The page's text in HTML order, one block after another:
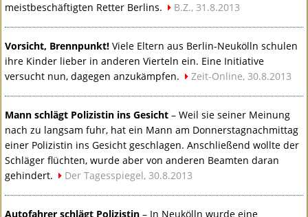
meistbeschäftigten Retter Berlins.
B.Z., 31.8.2013
Vorsicht, Brennpunkt! Viele Eltern aus Berlin-Neukölln schulen
ihre Kinder lieber in anderen Vierteln ein. Eine Initiative
versucht nun, dagegen anzukämpfen.
Zeit-Online, 30.8.2013
Mann schlägt Polizistin ins Gesicht – Weil sie seiner Meinung
nach zu langsam fuhr, hat ein Mann am Donnerstagnachmittag
einer Polizistin ins Gesicht geschlagen. Anschließend wollte der
Schläger flüchten, wurde aber von anderen Beamten daran
gehindert.
Der Tagesspiegel, 30.8.2013
Autofahrer schlägt Polizistin – In Neukölln wurde eine